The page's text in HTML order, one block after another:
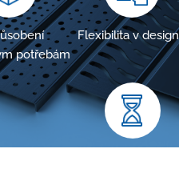
potřebám
Flexibilita v